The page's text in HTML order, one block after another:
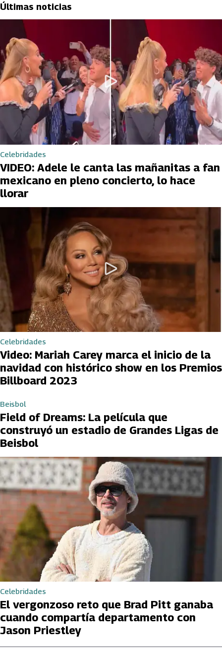
Últimas noticias
Celebridades
VIDEO: Adele le canta las mañanitas a fan
mexicano en pleno concierto, lo hace
llorar
Celebridades
Video: Mariah Carey marca el inicio de la
navidad con histórico show en los Premios
Billboard 2023
Beisbol
Field of Dreams: La película que
construyó un estadio de Grandes Ligas de
Beisbol
Celebridades
El vergonzoso reto que Brad Pitt ganaba
cuando compartía departamento con
Jason Priestley